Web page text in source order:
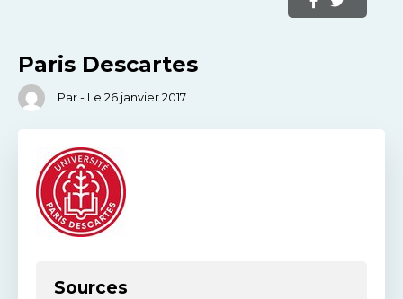
Paris Descartes
Par - Le 26 janvier 2017
Sources